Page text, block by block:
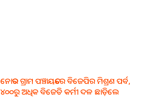
ନୋତର ଗ୍ରାମ ପଞ୍ଚାୟତରେ ବିଜେପିର ମିଶ୍ରଣ ପର୍ବ,
୪୦୦ରୁ ଅଧିକ ବିଜେଡି କର୍ମୀ ଦଳ ଛାଡ଼ିଲେ